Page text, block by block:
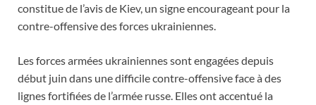
constitue de l’avis de Kiev, un signe encourageant pour la
contre-offensive des forces ukrainiennes.
Les forces armées ukrainiennes sont engagées depuis
début juin dans une difficile contre-offensive face à des
lignes fortifiées de l’armée russe. Elles ont accentué la